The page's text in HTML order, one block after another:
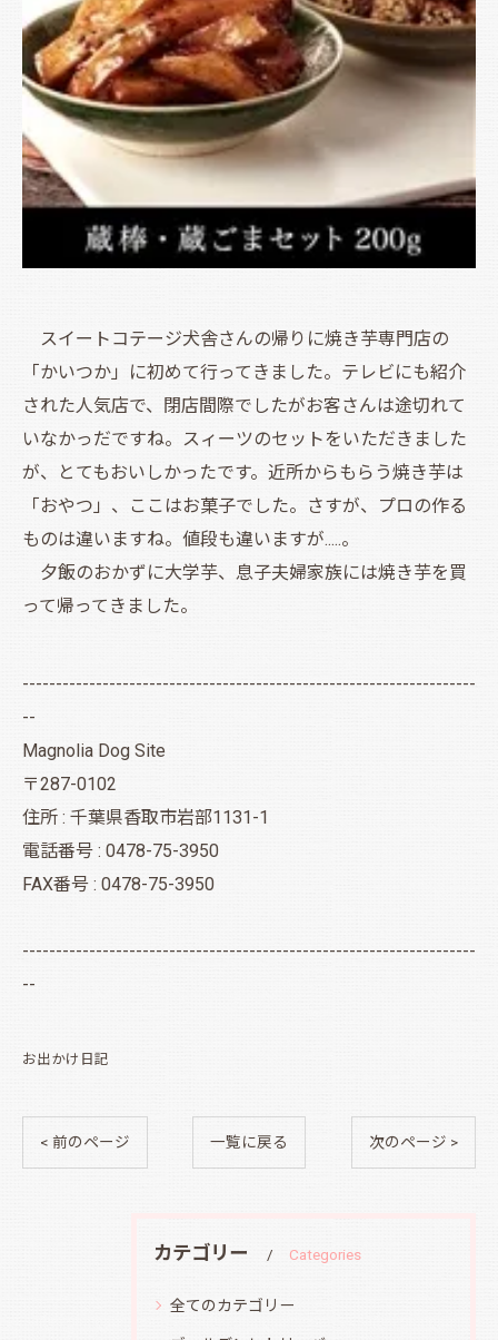
スイートコテージ犬舎さんの帰りに焼き芋専門店の
「かいつか」に初めて行ってきました。テレビにも紹介
された人気店で、閉店間際でしたがお客さんは途切れて
いなかっだですね。スィーツのセットをいただきました
が、とてもおいしかったです。近所からもらう焼き芋は
「おやつ」、ここはお菓子でした。さすが、プロの作る
ものは違いますね。値段も違いますが.....。
夕飯のおかずに大学芋、息子夫婦家族には焼き芋を買
って帰ってきました。
--------------------------------------------------------------------
--
Magnolia Dog Site
〒287-0102
住所 : 千葉県香取市岩部1131-1
電話番号 : 0478-75-3950
FAX番号 : 0478-75-3950
--------------------------------------------------------------------
--
お出かけ日記
< 前のページ 一覧に戻る 次のページ >
カテゴリー Categories
全てのカテゴリー